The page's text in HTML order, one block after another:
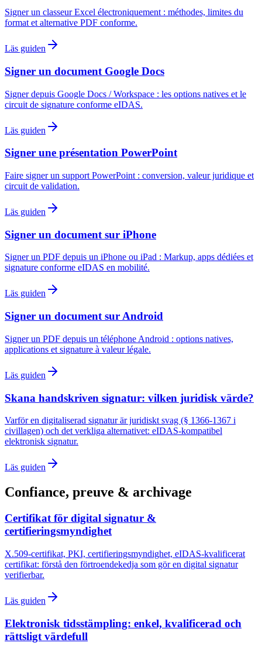
Signer un classeur Excel électroniquement : méthodes, limites du
format et alternative PDF conforme.
Läs guiden
Signer un document Google Docs
Signer depuis Google Docs / Workspace : les options natives et le
circuit de signature conforme eIDAS.
Läs guiden
Signer une présentation PowerPoint
Faire signer un support PowerPoint : conversion, valeur juridique et
circuit de validation.
Läs guiden
Signer un document sur iPhone
Signer un PDF depuis un iPhone ou iPad : Markup, apps dédiées et
signature conforme eIDAS en mobilité.
Läs guiden
Signer un document sur Android
Signer un PDF depuis un téléphone Android : options natives,
applications et signature à valeur légale.
Läs guiden
Skana handskriven signatur: vilken juridisk värde?
Varför en digitaliserad signatur är juridiskt svag (§ 1366-1367 i
civillagen) och det verkliga alternativet: eIDAS-kompatibel
elektronisk signatur.
Läs guiden
Confiance, preuve & archivage
Certifikat för digital signatur &
certifieringsmyndighet
X.509-certifikat, PKI, certifieringsmyndighet, eIDAS-kvalificerat
certifikat: förstå den förtroendekedja som gör en digital signatur
verifierbar.
Läs guiden
Elektronisk tidsstämpling: enkel, kvalificerad och
rättsligt värdefull